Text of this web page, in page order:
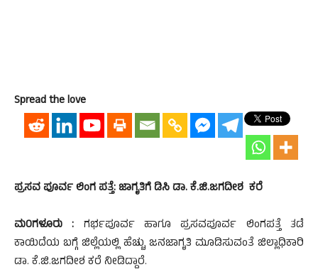
Spread the love
ಪ್ರಸವ ಪೂರ್ವ ಲಿಂಗ ಪತ್ತೆ: ಜಾಗೃತಿಗೆ ಡಿಸಿ ಡಾ. ಕೆ.ಜಿ.ಜಗದೀಶ ಕರೆ
ಮ0ಗಳೂರು : ಗರ್ಭಪೂರ್ವ ಹಾಗೂ ಪ್ರಸವಪೂರ್ವ ಲಿಂಗಪತ್ತೆ ತಡೆ
ಕಾಯಿದೆಯ ಬಗ್ಗೆ ಜಿಲ್ಲೆಯಲ್ಲಿ ಹೆಚ್ಚು ಜನಜಾಗೃತಿ ಮೂಡಿಸುವಂತೆ ಜಿಲ್ಲಾಧಿಕಾರಿ
ಡಾ. ಕೆ.ಜಿ.ಜಗದೀಶ ಕರೆ ನೀಡಿದ್ದಾರೆ.